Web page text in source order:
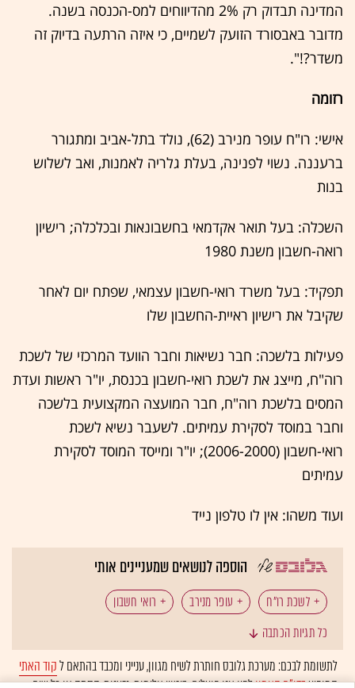
המדינה תבדוק רק 2% מהדיווחים למס-הכנסה בשנה.
מדובר באבסורד הזועק לשמיים, כי איזה הרתעה בדיוק זה
משדר?!".
רזומה
אישי: רו"ח עופר מנירב (62), נולד בתל-אביב ומתגורר
ברעננה. נשוי לפנינה, בעלת גלריה לאמנות, ואב לשלוש
בנות
השכלה: בעל תואר אקדמאי בחשבונאות ובכלכלה; רישיון
רואה-חשבון משנת 1980
תפקיד: בעל משרד רואי-חשבון עצמאי, שפתח יום לאחר
שקיבל את רישיון ראיית-החשבון שלו
פעילות בלשכה: חבר נשיאות וחבר הוועד המרכזי של לשכת
רוה"ח, מייצג את לשכת רואי-חשבון בכנסת, יו"ר ראשות ועדת
המסים בלשכת רוה"ח, חבר המועצה המקצועית בלשכה
וחבר במוסד לסקירת עמיתים. לשעבר נשיא לשכת
רואי-חשבון (2006-2000); יו"ר ומייסד המוסד לסקירת
עמיתים
ועוד משהו: אין לו טלפון נייד
הוספה לנושאים שמעניינים אותי
לשכת רו"ח עופר מנירב
רואי חשבון
כל תגיות הכתבה
לתשומת לבכם: מערכת גלובס חותרת לשיח מגוון, ענייני ומכבד בהתאם לקוד האתי